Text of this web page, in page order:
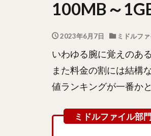
100MB～
2023年6月7日 ミドルフ
いわゆる腕に覚えのあ
また料金の割には結構
値ランキングが一番か